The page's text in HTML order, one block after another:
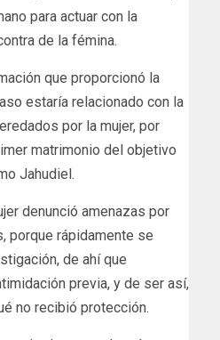
para actuar con la
de la fémina.
que proporcionó la
estaría relacionado con la
por la mujer, por
matrimonio del objetivo
Jahudiel.
denunció amenazas por
porque rápidamente se
de ahí que
previa, y de ser así,
no recibió protección.